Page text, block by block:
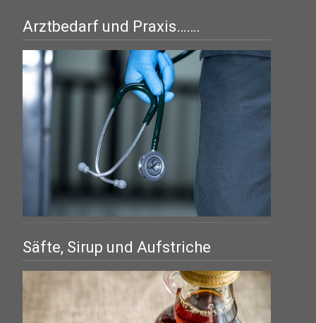
werden
Arztbedarf und Praxis…….
Säfte, Sirup und Aufstriche